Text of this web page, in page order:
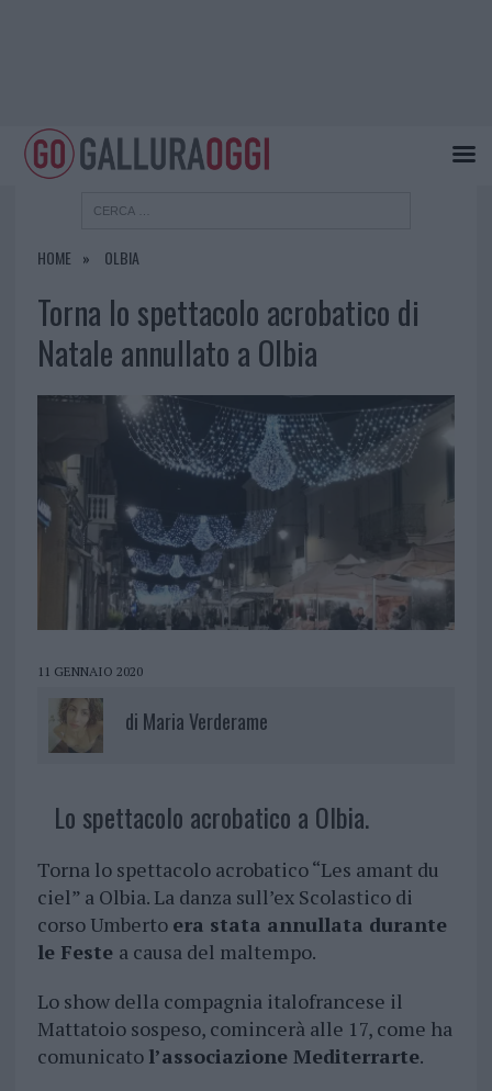
HOME OLBIA
Torna lo spettacolo acrobatico di
Natale annullato a Olbia
11 GENNAIO 2020
di Maria Verderame
Lo spettacolo acrobatico a Olbia.
Torna lo spettacolo acrobatico “Les amant du
ciel” a Olbia. La danza sull’ex Scolastico di
corso Umberto era stata annullata durante
le Feste a causa del maltempo.
Lo show della compagnia italofrancese il
Mattatoio sospeso, comincerà alle 17, come ha
comunicato l’associazione Mediterrarte.